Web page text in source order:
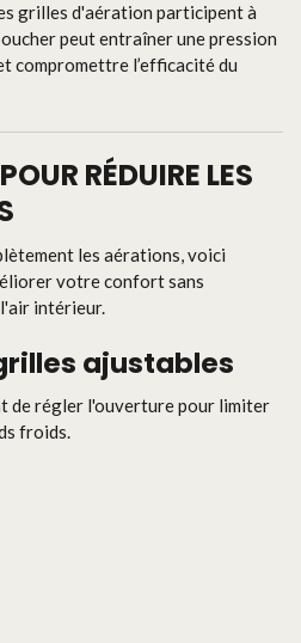
grilles d'aération participent à
peut entraîner une pression
compromettre l’efficacité du
RÉDUIRE LES
les aérations, voici
votre confort sans
intérieur.
ajustables
de régler l'ouverture pour limiter
froids.